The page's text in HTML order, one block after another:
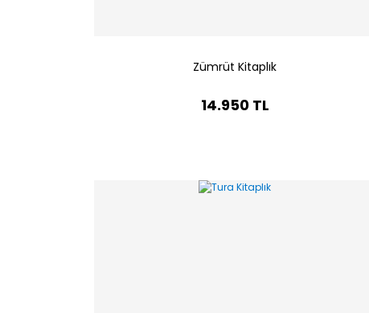
Zümrüt Kitaplık
14.950 TL